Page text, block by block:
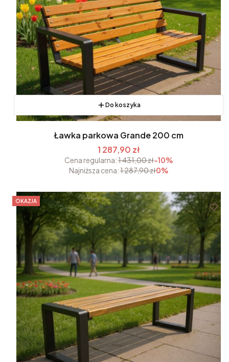
Do koszyka
Ławka parkowa Grande 200 cm
1 287,90 zł
Cena regularna:1 431,00 zł-10%
Najniższa cena:1 287,90 zł0%
OKAZJA